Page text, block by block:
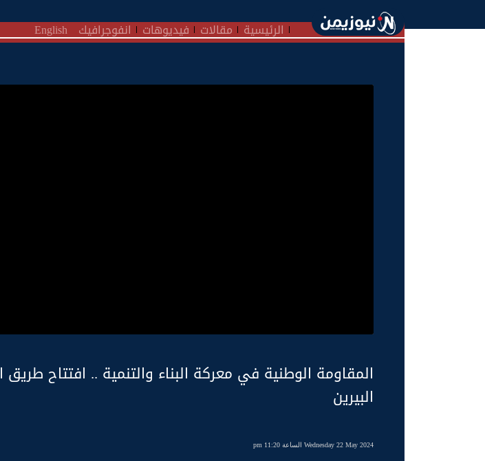
الرئيسية مقالات فيديوهات انفوجرافيك English
المقاومة الوطنية في معركة البناء والتنمية .. افتتاح طريق
البيرين
Wednesday 22 May 2024 الساعة 11:20 pm